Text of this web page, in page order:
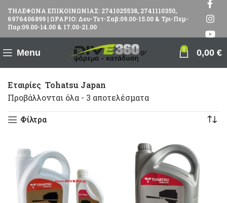
ΤΗΛΕΦΩΝΑ ΕΠΙΚΟΙΝΩΝΙΑΣ: 2741025538, 2741110350,
6976406899 | ΩΡΑΡΙΟ: Δευ-Τετ-Σαβ:09.00-15.00 & Τρι-Πεμ-
Παρ:09.00-14.00 & 17.00-21.00
Menu 0 0,00 €
Εταιρίες Tohatsu Japan
Προβάλλονται όλα - 3 αποτελέσματα
Φίλτρα